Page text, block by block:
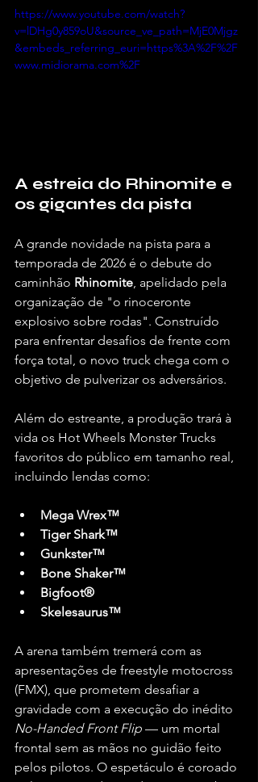
https://www.youtube.com/watch?
v=lDHg0y859oU&source_ve_path=MjE0Mjgz
&embeds_referring_euri=https%3A%2F%2F
www.midiorama.com%2F
A estreia do Rhinomite e
os gigantes da pista
A grande novidade na pista para a
temporada de 2026 é o debute do
caminhão Rhinomite , apelidado pela
organização de "o rinoceronte
explosivo sobre rodas". Construído
para enfrentar desafios de frente com
força total, o novo truck chega com o
objetivo de pulverizar os adversários.
Além do estreante, a produção trará à
vida os Hot Wheels Monster Trucks
favoritos do público em tamanho real,
incluindo lendas como:
Mega Wrex™
Tiger Shark™
Gunkster™
Bone Shaker™
Bigfoot®
Skelesaurus™
A arena também tremerá com as
apresentações de freestyle motocross
(FMX), que prometem desafiar a
gravidade com a execução do inédito
No-Handed Front Flip — um mortal
frontal sem as mãos no guidão feito
pelos pilotos. O espetáculo é coroado